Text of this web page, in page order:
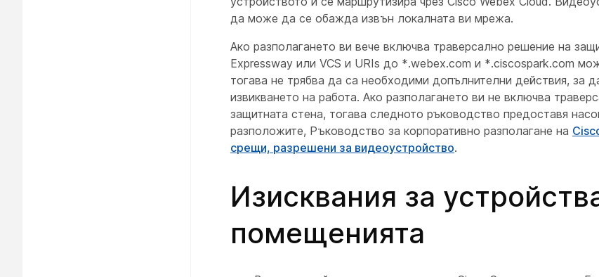
да може да се обажда извън локалната ви мрежа.
Ако разполагането ви вече включва траверсално решение на
Expressway или VCS и URIs до *.webex.com и *.ciscospark.com
тогава не трябва да са необходими допълнителни действия, за
извикването на работа. Ако разполагането ви не включва
защитната стена, тогава следното ръководство предоставя
разположите, Ръководство за корпоративно разполагане на
срещи, разрешени за видеоустройство.
Изисквания за
помещенията